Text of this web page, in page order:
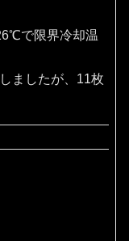
で限界冷却温
したが、11枚